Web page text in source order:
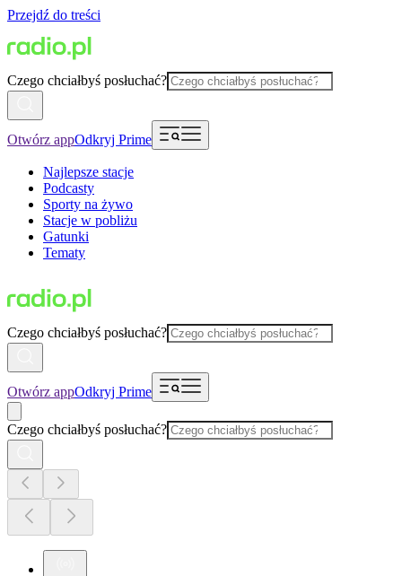
Przejdź do treści
Czego chciałbyś posłuchać?
Otwórz appOdkryj Prime
Najlepsze stacje
Podcasty
Sporty na żywo
Stacje w pobliżu
Gatunki
Tematy
Czego chciałbyś posłuchać?
Otwórz appOdkryj Prime
Czego chciałbyś posłuchać?